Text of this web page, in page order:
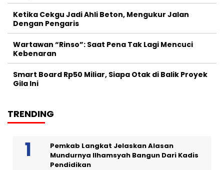
Ketika Cekgu Jadi Ahli Beton, Mengukur Jalan
Dengan Pengaris
Wartawan “Rinso”: Saat Pena Tak Lagi Mencuci
Kebenaran
Smart Board Rp50 Miliar, Siapa Otak di Balik Proyek
Gila Ini
TRENDING
Pemkab Langkat Jelaskan Alasan
Mundurnya Ilhamsyah Bangun Dari Kadis
Pendidikan